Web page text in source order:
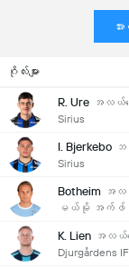
အာ
ဂိုလ်းများ
R. Ure အလယ်
Sirius
I. Bjerkebo ဘ
Sirius
Botheim
အလ
မယ်မို အက်
K. Lien အလယ်
Djurgårdens IF